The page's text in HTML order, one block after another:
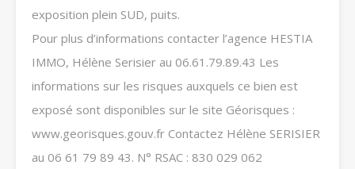
exposition plein SUD, puits.
Pour plus d’informations contacter l’agence HESTIA
IMMO, Hélène Serisier au 06.61.79.89.43 Les
informations sur les risques auxquels ce bien est
exposé sont disponibles sur le site Géorisques :
www.georisques.gouv.fr Contactez Hélène SERISIER
au 06 61 79 89 43. N° RSAC : 830 029 062